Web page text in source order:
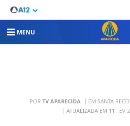
MENU
POR TV APARECIDA EM SANTA
ATUALIZADA EM 11 FEV